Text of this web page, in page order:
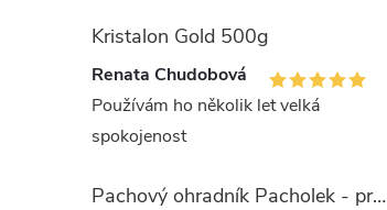
Kristalon Gold 500g
Renata Chudobová
Používám ho několik let velká
spokojenost
Pachový ohradník Pacholek - proti vysoké zvěři